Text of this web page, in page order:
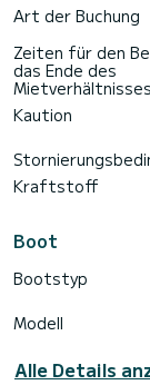
Keine
Wakeboard,
Kein Angeln.
Haustiere sind
Zögern Sie nicht,
Art der Buchung
Zeiten für den
das Ende des
Kaution
Kraftstoff
Boot
Bootstyp
Modell
Alle Details